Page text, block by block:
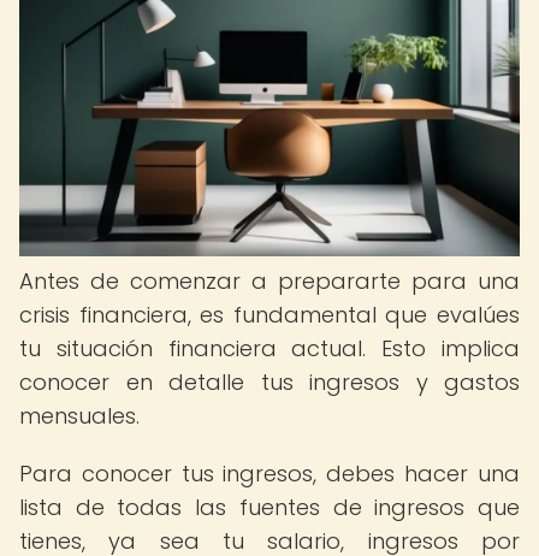
Antes de comenzar a prepararte para una
crisis financiera, es fundamental que evalúes
tu situación financiera actual. Esto implica
conocer en detalle tus ingresos y gastos
mensuales.
Para conocer tus ingresos, debes hacer una
lista de todas las fuentes de ingresos que
tienes, ya sea tu salario, ingresos por